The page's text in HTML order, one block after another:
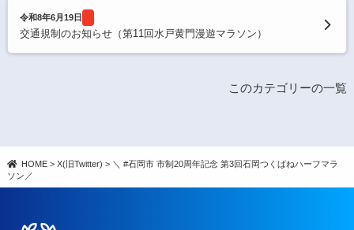
令和8年6月19日
交通規制のお知らせ（第11回水戸黄門漫遊マラソン）
このカテゴリーの一覧
HOME >X(旧Twitter) > ＼ #石岡市 市制20周年記念 第3回石岡つくばねハーフマラ
ソン／